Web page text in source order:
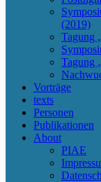
(2019)
Tagung
Tagung
Vorträge
texts
Personen
Publikationen
About
PIAE